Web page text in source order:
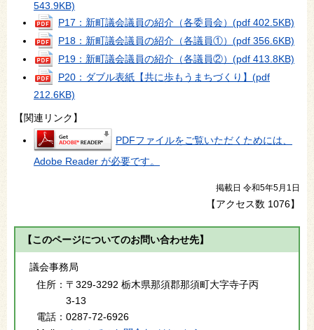
543.9KB)
P17：新町議会議員の紹介（各委員会） (pdf 402.5KB)
P18：新町議会議員の紹介（各議員①） (pdf 356.6KB)
P19：新町議会議員の紹介（各議員②） (pdf 413.8KB)
P20：ダブル表紙【共に歩もうまちづくり】 (pdf
212.6KB)
【関連リンク】
PDFファイルをご覧いただくためには、
Adobe Reader が必要です。
掲載日 令和5年5月1日
【アクセス数 1076】
【このページについてのお問い合わせ先】
議会事務局
住所： 〒329-3292 栃木県那須郡那須町大字寺子丙
3-13
電話： 0287-72-6926